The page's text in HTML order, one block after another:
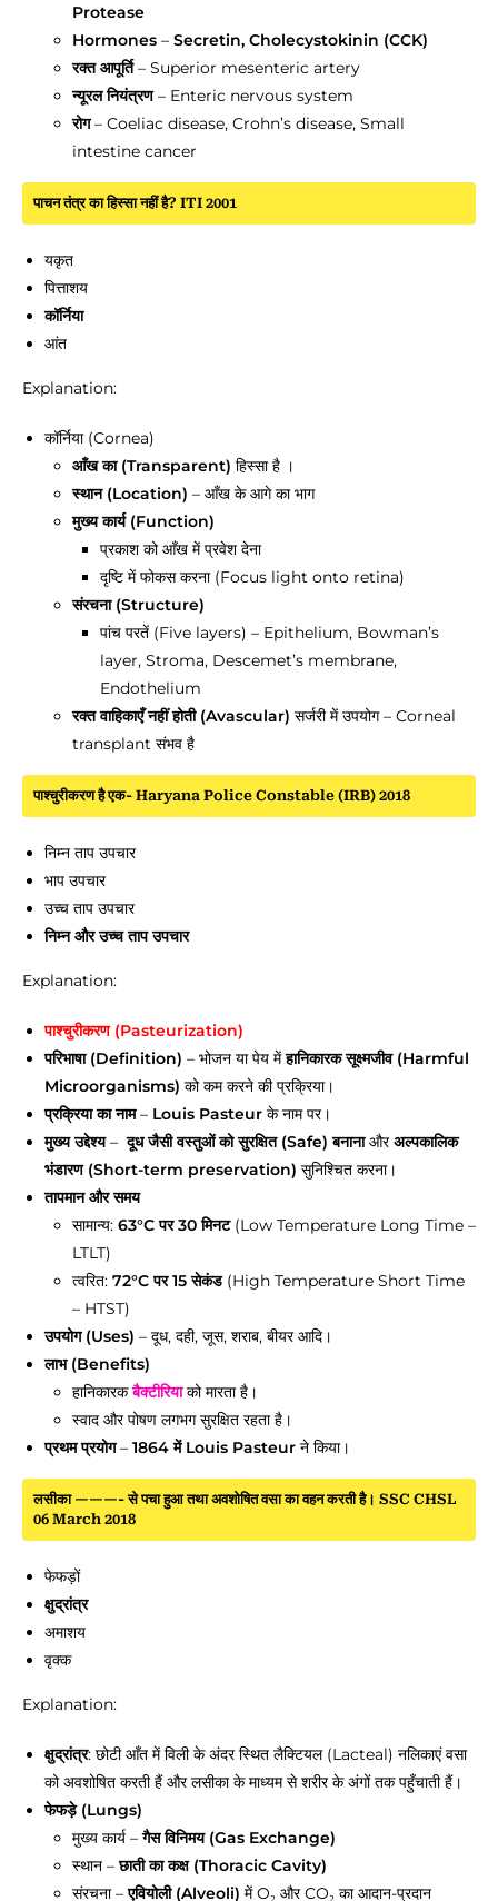
Protease
Hormones – Secretin, Cholecystokinin (CCK)
रक्त आपूर्ति– Superior mesenteric artery
न्यूरल नियंत्रण– Enteric nervous system
रोग– Coeliac disease, Crohn’s disease, Small
intestine cancer
पाचन तंत्र का हिस्सा नहीं है? ITI 2001
यकृत
पित्ताशय
कॉर्निया
आंत
Explanation:
कॉर्निया (Cornea)
आँख का (Transparent) हिस्सा है ।
स्थान (Location) – आँख के आगे का भाग
मुख्य कार्य (Function)
प्रकाश को आँख में प्रवेश देना
दृष्टि में फोकस करना (Focus light onto retina)
संरचना (Structure)
पांच परतें (Five layers) – Epithelium, Bowman’s
layer, Stroma, Descemet’s membrane,
Endothelium
रक्त वाहिकाएँ नहीं होती (Avascular) सर्जरी में उपयोग – Corneal
transplant संभव है
पाश्चुरीकरण है एक- Haryana Police Constable (IRB) 2018
निम्न ताप उपचार
भाप उपचार
उच्च ताप उपचार
निम्न और उच्च ताप उपचार
Explanation:
पाश्चुरीकरण (Pasteurization)
परिभाषा (Definition) – भोजन या पेय मेंहानिकारक सूक्ष्मजीव (Harmful
Microorganisms) को कम करने की प्रक्रिया।
प्रक्रिया का नाम– Louis Pasteur के नाम पर।
मुख्य उद्देश्य– दूध जैसी वस्तुओं को सुरक्षित (Safe) बनानाऔरअल्पकालिक
भंडारण (Short-term preservation) सुनिश्चित करना।
तापमान और समय
सामान्य: 63°C पर 30 मिनट(Low Temperature Long Time –
LTLT)
त्वरित: 72°C पर 15 सेकंड(High Temperature Short Time
– HTST)
उपयोग (Uses) – दूध, दही, जूस, शराब, बीयर आदि।
लाभ (Benefits)
हानिकारकबैक्टीरियाको मारता है।
स्वाद और पोषण लगभग सुरक्षित रहता है।
प्रथम प्रयोग– 1864 में Louis Pasteur ने किया।
लसीका ———- से पचा हुआ तथा अवशोषित वसा का वहन करती है। SSC CHSL
06 March 2018
फेफड़ों
क्षुद्रांत्र
अमाशय
वृक्क
Explanation:
क्षुद्रांत्र: छोटी आँत में विली के अंदर स्थित लैक्टियल (Lacteal) नलिकाएं वसा
को अवशोषित करती हैं और लसीका के माध्यम से शरीर के अंगों तक पहुँचाती हैं।
फेफड़े (Lungs)
मुख्य कार्य –गैस विनिमय (Gas Exchange)
स्थान –छाती का कक्ष (Thoracic Cavity)
संरचना –एवियोली (Alveoli) में O₂ और CO₂ का आदान-प्रदान